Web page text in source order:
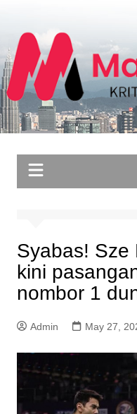
content
Syabas! Sze
kini
nombor 1
Admin May 27,